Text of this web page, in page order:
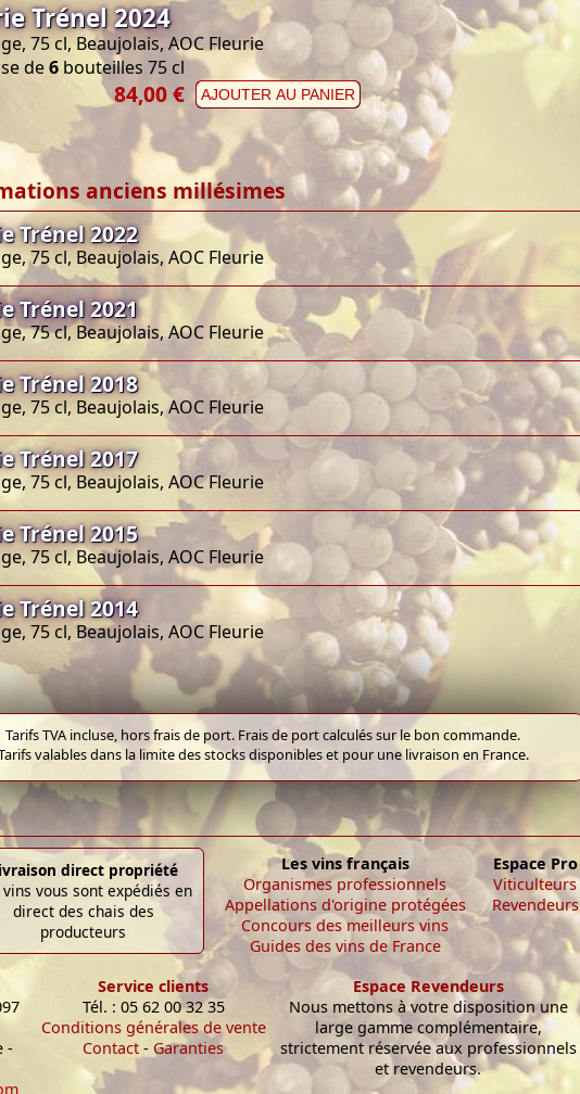
Trénel 2024
75 cl, Beaujolais, AOC Fleurie
de6 bouteilles 75 cl
84,00 € AJOUTER AU PANIER
anciens millésimes
Trénel 2022
75 cl, Beaujolais, AOC Fleurie
Trénel 2021
75 cl, Beaujolais, AOC Fleurie
Trénel 2018
75 cl, Beaujolais, AOC Fleurie
Trénel 2017
75 cl, Beaujolais, AOC Fleurie
Trénel 2015
75 cl, Beaujolais, AOC Fleurie
Trénel 2014
75 cl, Beaujolais, AOC Fleurie
Tarifs TVA incluse, hors frais de port. Frais de port calculés sur le bon commande.
valables dans la limite des stocks disponibles et pour une livraison en France.
direct propriété
vins vous sont expédiés en
direct des chais des
producteurs
Les vins français
Organismes professionnels
Appellations d'origine protégées
Concours des meilleurs vins
Guides des vins de France
Espace Pro
Viticulteurs
Revendeurs
-
Service clients
Tél. : 05 62 00 32 35
Conditions générales de vente
Contact - Garanties
Espace Revendeurs
Nous mettons à votre disposition une
large gamme complémentaire,
strictement réservée aux professionnels
et revendeurs.